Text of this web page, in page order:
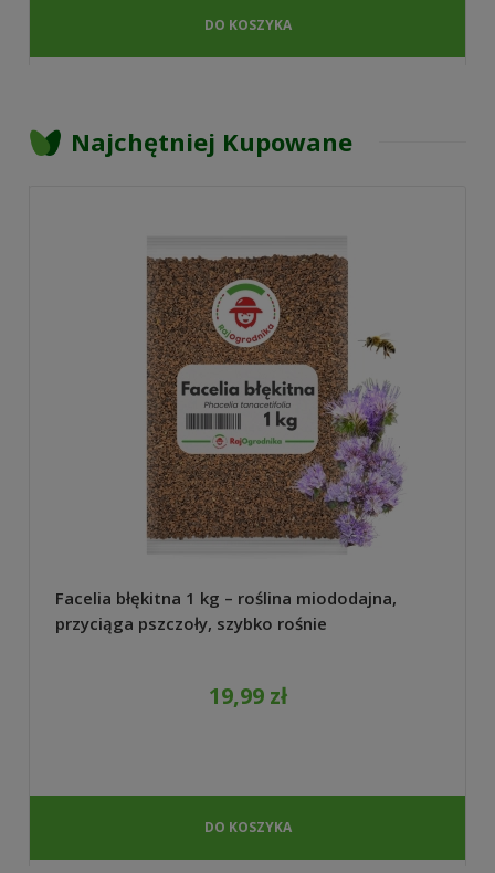
DO KOSZYKA
Najchętniej Kupowane
Facelia błękitna 1 kg – roślina miododajna,
przyciąga pszczoły, szybko rośnie
19,99 zł
DO KOSZYKA